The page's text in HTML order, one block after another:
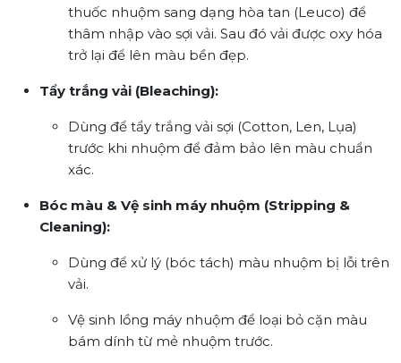
thuốc nhuộm sang dạng hòa tan (Leuco) để
thâm nhập vào sợi vải. Sau đó vải được oxy hóa
trở lại để lên màu bền đẹp.
Tẩy trắng vải (Bleaching):
Dùng để tẩy trắng vải sợi (Cotton, Len, Lụa)
trước khi nhuộm để đảm bảo lên màu chuẩn
xác.
Bóc màu & Vệ sinh máy nhuộm (Stripping &
Cleaning):
Dùng để xử lý (bóc tách) màu nhuộm bị lỗi trên
vải.
Vệ sinh lồng máy nhuộm để loại bỏ cặn màu
bám dính từ mẻ nhuộm trước.